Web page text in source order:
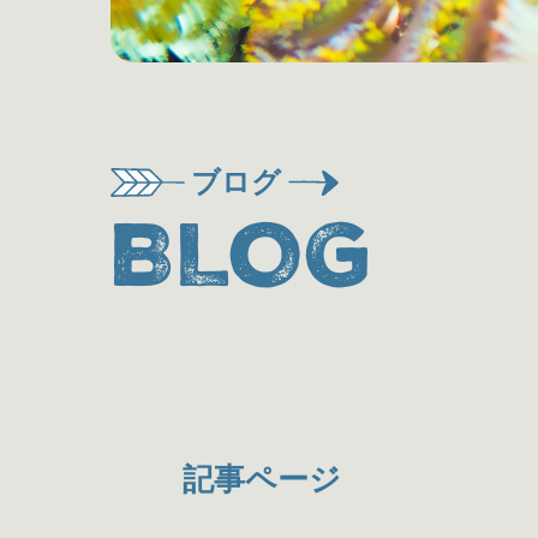
ブログ
BLOG
記事ページ